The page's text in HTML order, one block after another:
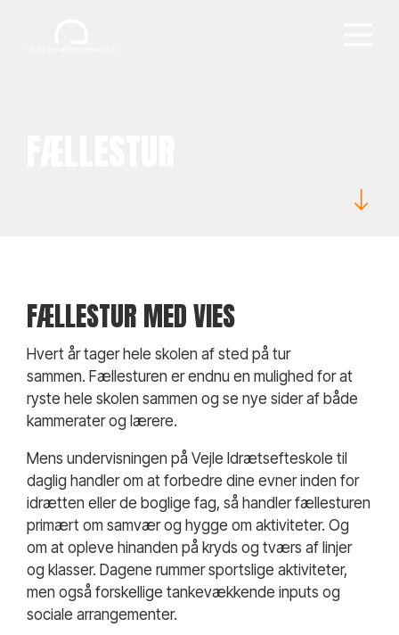
FÆLLESTUR MED VIES
Hvert år tager hele skolen af sted på tur
sammen. Fællesturen er endnu en mulighed for at
ryste hele skolen sammen og se nye sider af både
kammerater og lærere.
Mens undervisningen på Vejle Idrætsefteskole til
daglig handler om at forbedre dine evner inden for
idrætten eller de boglige fag, så handler fællesturen
primært om samvær og hygge om aktiviteter. Og
om at opleve hinanden på kryds og tværs af linjer
og klasser. Dagene rummer sportslige aktiviteter,
men også forskellige tankevækkende inputs og
sociale arrangementer.